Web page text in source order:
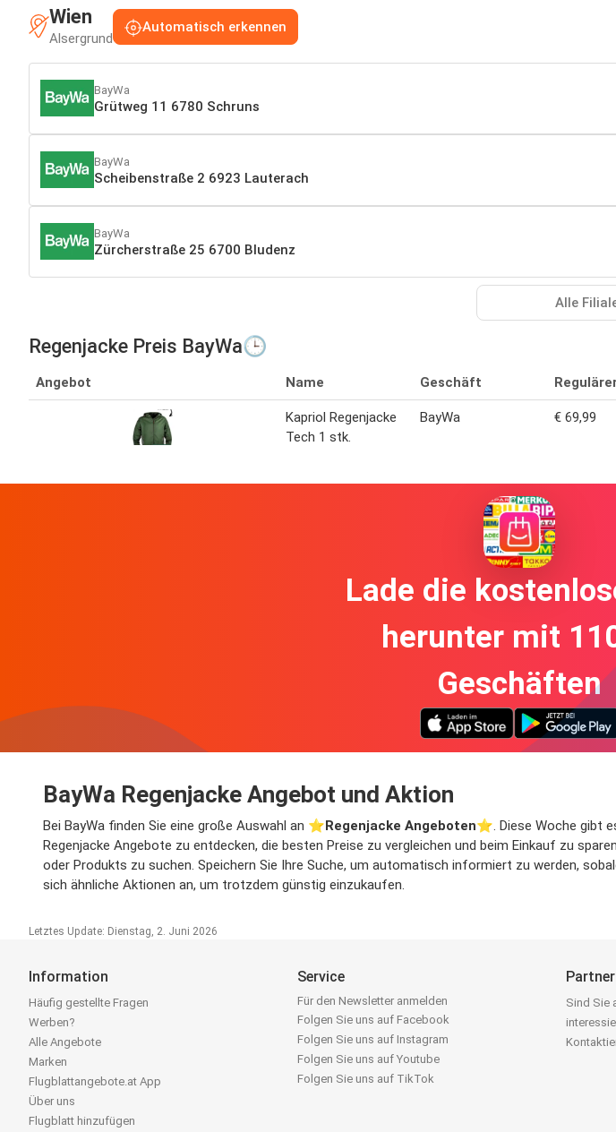
Wien
Alsergrund
Automatisch erkennen
BayWa
Grütweg 11 6780 Schruns
BayWa
Scheibenstraße 2 6923 Lauterach
BayWa
Zürcherstraße 25 6700 Bludenz
Alle
Regenjacke Preis BayWa🕒
Angebot Name Geschäft
Kapriol Regenjacke
Tech 1 stk.
BayWa € 69,99
Lade die
herunter mit
Geschäften
BayWa Regenjacke Angebot und Aktion
Bei BayWa finden Sie eine große Auswahl an ⭐️Regenjacke Angeboten⭐️. Diese Woche gibt
Regenjacke Angebote zu entdecken, die besten Preise zu vergleichen und beim Einkauf zu
oder Produkts zu suchen. Speichern Sie Ihre Suche, um automatisch informiert zu werden,
sich ähnliche Aktionen an, um trotzdem günstig einzukaufen.
Letztes Update: Dienstag, 2. Juni 2026
Information
Häufig gestellte Fragen
Werben?
Alle Angebote
Marken
Flugblattangebote.at App
Über uns
Flugblatt hinzufügen
Service
Für den Newsletter anmelden
Folgen Sie uns auf Facebook
Folgen Sie uns auf Instagram
Folgen Sie uns auf Youtube
Folgen Sie uns auf TikTok
Partner
Sind Sie